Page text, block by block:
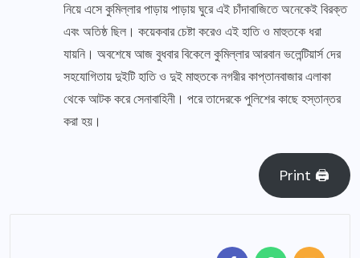
নিয়ে এসে কুমিল্লার পাড়ায় পাড়ায় ঘুরে এই চাঁদাবাজিতে অনেকেই বিরক্ত
এবং অতিষ্ঠ ছিল। কয়েকবার চেষ্টা করেও এই হাতি ও মাহুতকে ধরা
যায়নি। অবশেষে আজ বুধবার বিকেলে কুমিল্লার আরবান ভলেন্টিয়ার্স দের
সহযোগিতায় দুইটি হাতি ও দুই মাহুতকে নগরীর কাপ্তানবাজার এলাকা
থেকে আটক করে সেনাবাহিনী। পরে তাদেরকে পুলিশের কাছে হস্তান্তর
করা হয়।
Print 🖨